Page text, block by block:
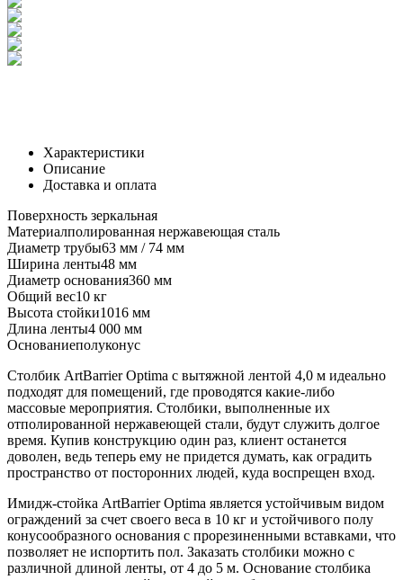
Характеристики
Описание
Доставка и оплата
Поверхность зеркальная
Материалполированная нержавеющая сталь
Диаметр трубы63 мм / 74 мм
Ширина ленты48 мм
Диаметр основания360 мм
Общий вес10 кг
Высота стойки1016 мм
Длина ленты4 000 мм
Основаниеполуконус
Столбик ArtBarrier Оptima с вытяжной лентой 4,0 м идеально
подходят для помещений, где проводятся какие-либо
массовые мероприятия. Столбики, выполненные их
отполированной нержавеющей стали, будут служить долгое
время. Купив конструкцию один раз, клиент останется
доволен, ведь теперь ему не придется думать, как оградить
пространство от посторонних людей, куда воспрещен вход.
Имидж-стойка ArtBarrier Оptima является устойчивым видом
ограждений за счет своего веса в 10 кг и устойчивого полу
конусообразного основания с прорезиненными вставками, что
позволяет не испортить пол. Заказать столбики можно с
различной длиной ленты, от 4 до 5 м. Основание столбика